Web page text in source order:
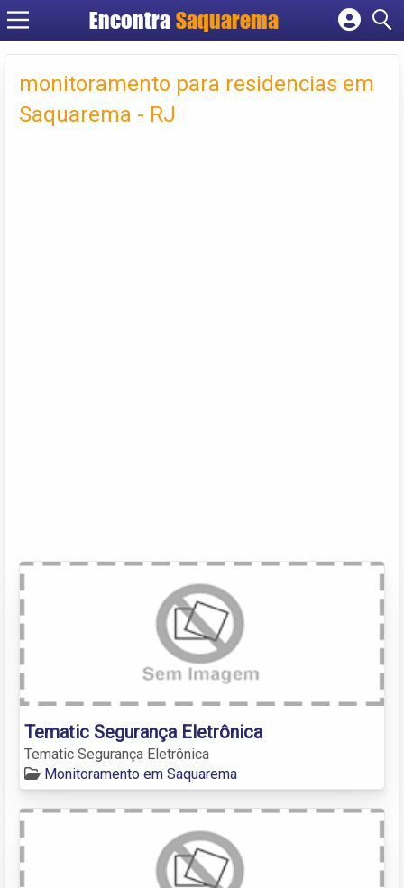
Encontra Saquarema
Cadastrar empresa
Criar conta
monitoramento para residencias em
Saquarema - RJ
Tematic Segurança Eletrônica
Tematic Segurança Eletrônica
Monitoramento em Saquarema